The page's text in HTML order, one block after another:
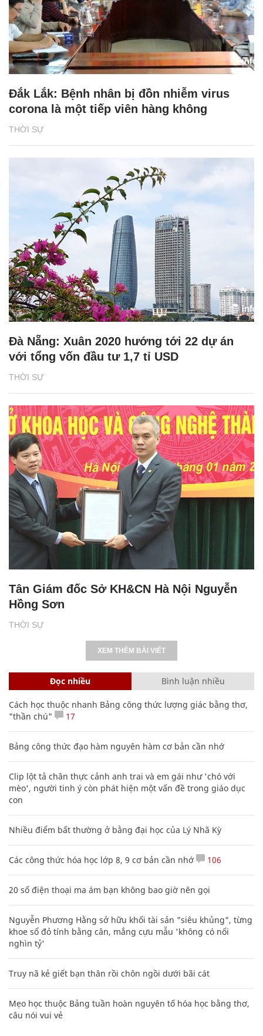
THỜI SỰ
Đắk Lắk: Bệnh nhân bị đồn nhiễm virus
corona là một tiếp viên hàng không
THỜI SỰ
Đà Nẵng: Xuân 2020 hướng tới 22 dự án
với tổng vốn đầu tư 1,7 tỉ USD
THỜI SỰ
Tân Giám đốc Sở KH&CN Hà Nội Nguyễn
Hồng Sơn
XEM THÊM BÀI VIẾT
Đọc nhiều Bình luận nhiều
Cách học thuộc nhanh Bảng công thức lượng giác bằng thơ,
"thần chú"
17
Bảng công thức đạo hàm nguyên hàm cơ bản cần nhớ
Clip lột tả chân thực cảnh anh trai và em gái như 'chó với
mèo', người tinh ý còn phát hiện một vấn đề trong giáo dục
con
Nhiều điểm bất thường ở bằng đại học của Lý Nhã Kỳ
Các công thức hóa học lớp 8, 9 cơ bản cần nhớ 106
20 số điện thoại ma ám bạn không bao giờ nên gọi
Nguyễn Phương Hằng sở hữu khối tài sản "siêu khủng", từng
khoe sổ đỏ tính bằng cân, mắng cựu mẫu 'không có nổi
nghìn tỷ'
Truy nã kẻ giết bạn thân rồi chôn ngồi dưới bãi cát
Mẹo học thuộc Bảng tuần hoàn nguyên tố hóa học bằng thơ,
câu nói vui vẻ